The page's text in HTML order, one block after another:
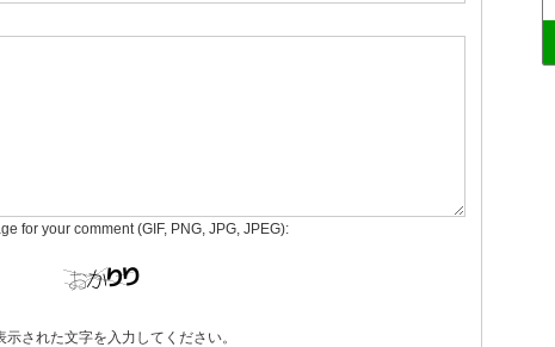
for your comment (GIF, PNG, JPG, JPEG):
示された文字を入力してください。